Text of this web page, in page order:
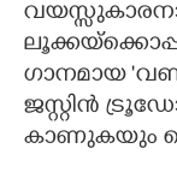
ഗാനമായ
ജസ്റ്റിന്‍
കാണുകയും